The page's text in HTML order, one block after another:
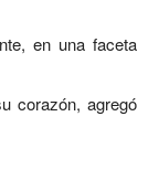
en una faceta
corazón, agregó